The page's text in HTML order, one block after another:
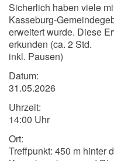
Sicherlich haben viele
Kasseburg-
erweitert wurde. Diese
erkunden (ca. 2 Std.
inkl. Pausen)
Datum:
31.05.2026
Uhrzeit:
14:00 Uhr
Ort:
Treffpunkt: 450 m hinter